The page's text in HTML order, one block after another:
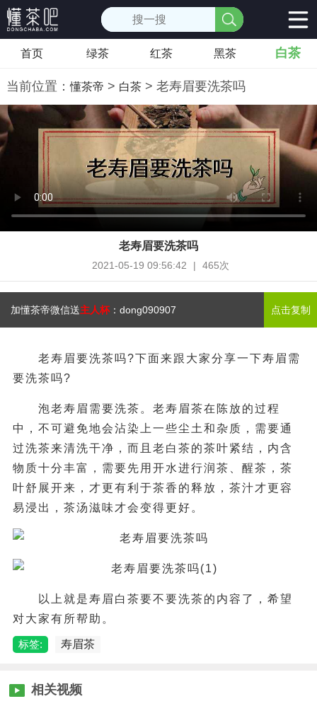
首页 绿茶 红茶 黑茶 白茶
当前位置：懂茶帝 > 白茶> 老寿眉要洗茶吗
老寿眉要洗茶吗
2021-05-19 09:56:42 | 465次
加懂茶帝微信送主人杯： dong090907 点击复制
老寿眉要洗茶吗?下面来跟大家分享一下寿眉需
要洗茶吗?
泡老寿眉需要洗茶。老寿眉茶在陈放的过程
中，不可避免地会沾染上一些尘土和杂质，需要通
过洗茶来清洗干净，而且老白茶的茶叶紧结，内含
物质十分丰富，需要先用开水进行润茶、醒茶，茶
叶舒展开来，才更有利于茶香的释放，茶汁才更容
易浸出，茶汤滋味才会变得更好。
以上就是寿眉白茶要不要洗茶的内容了，希望
对大家有所帮助。
标签: 寿眉茶
相关视频